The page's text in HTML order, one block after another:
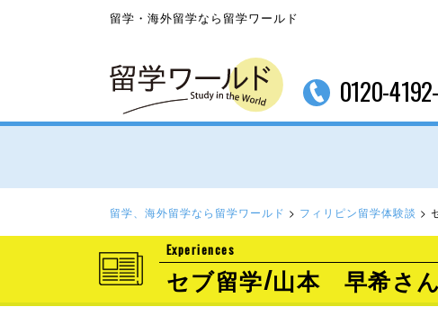
留学・海外留学なら留学ワールド
0120-
留学、海外留学なら留学ワールド > フィリピン留学体験談 >
Experiences
セブ留学/山本 早希さん